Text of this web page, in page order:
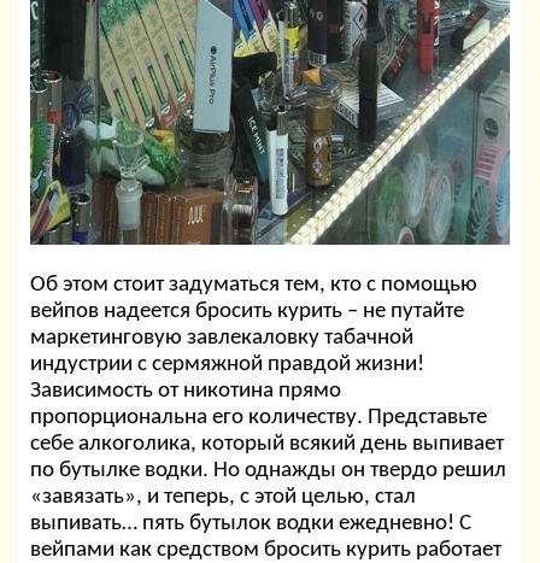
Об этом стоит задуматься тем, кто с помощью
вейпов надеется бросить курить – не путайте
маркетинговую завлекаловку табачной
индустрии с сермяжной правдой жизни!
Зависимость от никотина прямо
пропорциональна его количеству. Представьте
себе алкоголика, который всякий день выпивает
по бутылке водки. Но однажды он твердо решил
«завязать», и теперь, с этой целью, стал
выпивать… пять бутылок водки ежедневно! С
вейпами как средством бросить курить работает